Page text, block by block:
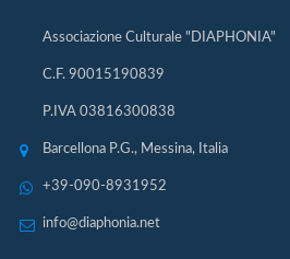
Associazione Culturale "DIAPHONIA"
C.F. 90015190839
P.IVA 03816300838
Barcellona P.G., Messina, Italia
+39-090-8931952
info@diaphonia.net